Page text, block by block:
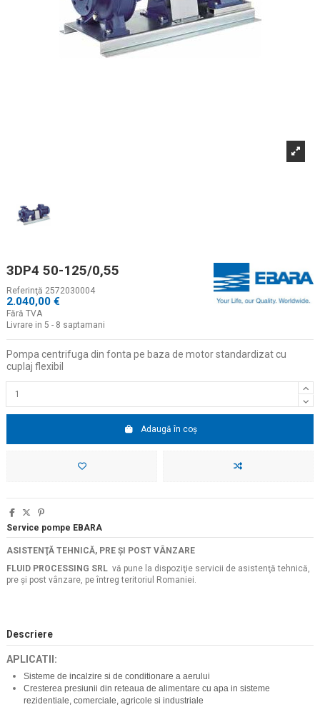
3DP4 50-125/0,55
Referinţă 2572030004
2.040,00 €
Fără TVA
Livrare in 5 - 8 saptamani
Pompa centrifuga din fonta pe baza de motor standardizat cu
cuplaj flexibil
Adaugă în coș
Service pompe EBARA
ASISTENŢĂ TEHNICĂ, PRE ŞI POST VÂNZARE
FLUID PROCESSING SRL vă pune la dispoziţie servicii de asistenţă tehnică,
pre şi post vânzare, pe întreg teritoriul Romaniei.
Descriere
APLICATII:
Sisteme de incalzire si de conditionare a aerului
Cresterea presiunii din reteaua de alimentare cu apa in sisteme
rezidentiale, comerciale, agricole si industriale